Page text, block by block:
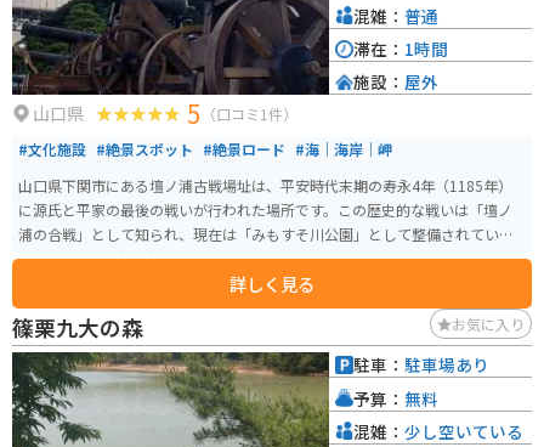
山口県 5 （口コミ1件）
#文化施設 #絶景スポット #絶景ロード #海｜海岸｜岬
山口県下関市にある壇ノ浦古戦場址は、平安時代末期の寿永4年（1185年）
に源氏と平家の最後の戦いが行われた場所です。この歴史的な戦いは「壇ノ
浦の合戦」として知られ、現在は「みもすそ川公園」として整備されていま
す。公園内には源義経像や平清盛の四男である平知盛の像が設置されてお
り、歴史を感じることができるスポットです。 壇ノ浦古戦場址は、日本の歴
史における重要な出来事の一つを物語る場所であり、平安時代の終わりと武
士の時代の始まりを感じさせてくれます。また、公園は遊歩道が整備されて
おり、散策を楽しむこともできます。武将の像や、大砲などが飾られていて
とても迫力があります。
詳しく見る
混雑： 普通
滞在： 1時間
施設： 屋外
篠栗九大の森 お気に入り
駐車： 駐車場あり
予算： 無料
混雑： 少し空いている